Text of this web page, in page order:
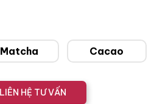
Matcha Cacao
LIÊN HỆ TƯ VẤN